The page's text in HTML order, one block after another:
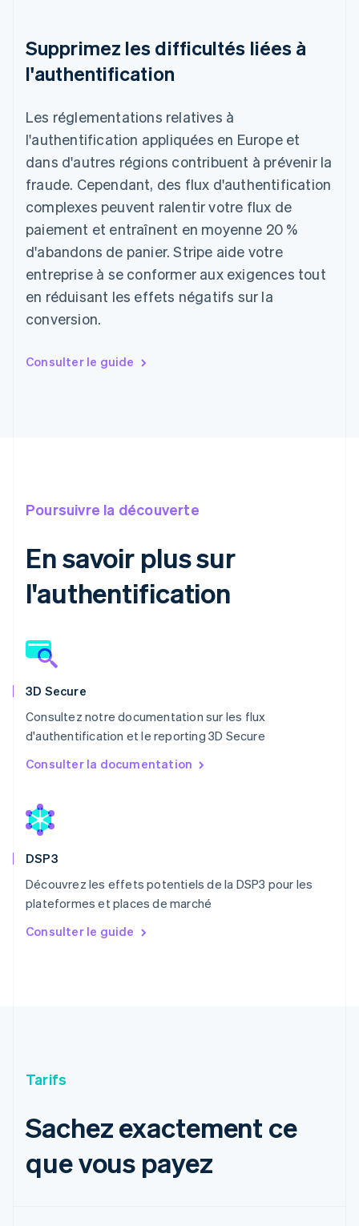
Supprimez les difficultés liées à
l'authentification
Les réglementations relatives à
l'authentification appliquées en Europe et
dans d'autres régions contribuent à prévenir la
fraude. Cependant, des flux d'authentification
complexes peuvent ralentir votre flux de
paiement et entraînent en moyenne 20 %
d'abandons de panier. Stripe aide votre
entreprise à se conformer aux exigences tout
en réduisant les effets négatifs sur la
conversion.
Consulter le guide
Poursuivre la découverte
En savoir plus sur
l'authentification
3D Secure
Consultez notre documentation sur les flux
d'authentification et le reporting 3D Secure
Consulter la documentation
DSP3
Découvrez les effets potentiels de la DSP3 pour les
plateformes et places de marché
Consulter le guide
Tarifs
Sachez exactement ce
que vous payez
Brésil
English
EnglishFrançais
Chine continentale